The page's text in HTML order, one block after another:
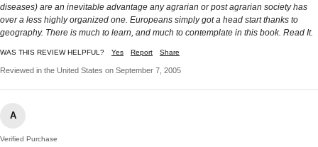
diseases) are an inevitable advantage any agrarian or post agrarian society has
over a less highly organized one. Europeans simply got a head start thanks to
geography. There is much to learn, and much to contemplate in this book. Read It.
WAS THIS REVIEW HELPFUL? Yes Report Share
Reviewed in the United States on September 7, 2005
A
Verified Purchase